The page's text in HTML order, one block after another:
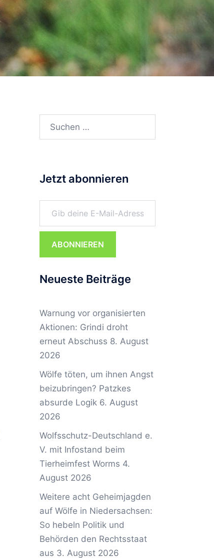
Suchen
Jetzt abonnieren
Gib deine E-Mail-Adresse ein ...
ABONNIEREN
Neueste Beiträge
Warnung vor organisierten
Aktionen: Grindi droht
erneut Abschuss 8. August
2026
Wölfe töten, um ihnen Angst
beizubringen? Patzkes
absurde Logik 6. August
2026
Wolfsschutz-Deutschland e.
V. mit Infostand beim
Tierheimfest Worms 4.
August 2026
Weitere acht Geheimjagden
auf Wölfe in Niedersachsen:
So hebeln Politik und
Behörden den Rechtsstaat
aus 3. August 2026